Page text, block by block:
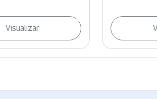
Visualizar